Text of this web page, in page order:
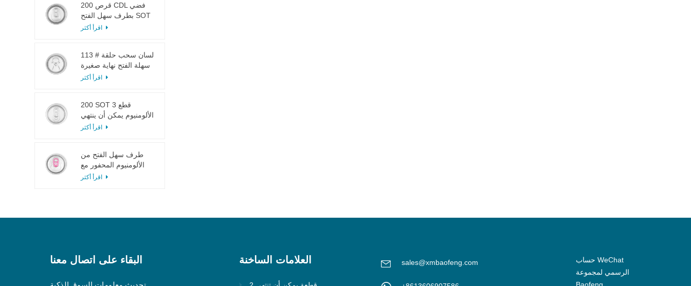
200 قرص CDL فضي
بطرف سهل الفتح SOT
LOE إيبوكسي
113 # لسان سحب حلقة
سهلة الفتح نهاية صغيرة
لعصير الفاكهة
200 SOT 3 قطع
الألومنيوم يمكن أن ينتهي
لتعليب الطعام والشراب
طرف سهل الفتح من
الألومنيوم المحفور مع
لسان وردي
البقاء على اتصال معنا العلامات الساخنة sales@xmbaofeng.com
حساب WeChat
الرسمي لمجموعة
Baofeng